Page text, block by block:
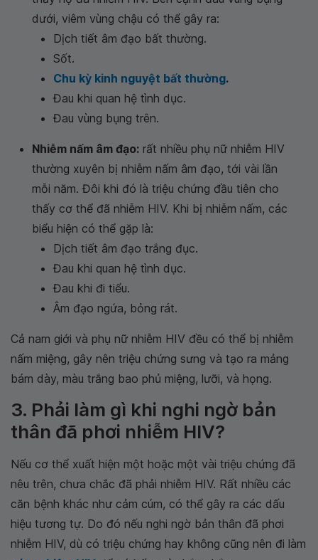
dưới, viêm vùng chậu có thể gây ra:
Dịch tiết âm đạo bất thường.
Sốt.
Chu kỳ kinh nguyệt bất thường.
Đau khi quan hệ tình dục.
Đau vùng bụng trên.
Nhiễm nấm âm đạo: rất nhiều phụ nữ nhiễm HIV
thường xuyên bị nhiễm nấm âm đạo, tới vài lần
mỗi năm. Đôi khi đó là triệu chứng đầu tiên cho
thấy cơ thể đã nhiễm HIV. Khi bị nhiễm nấm, các
biểu hiện có thể gặp là:
Dịch tiết âm đạo trắng đục.
Đau khi quan hệ tình dục.
Đau khi đi tiểu.
Âm đạo ngứa, bỏng rát.
Cả nam giới và phụ nữ nhiễm HIV đều có thể bị nhiễm
nấm miệng, gây nên triệu chứng sưng và tạo ra mảng
bám dày, màu trắng bao phủ miệng, lưỡi, và họng.
3. Phải làm gì khi nghi ngờ bản
thân đã phơi nhiễm HIV?
Nếu cơ thể xuất hiện một hoặc một vài triệu chứng đã
nêu trên, chưa chắc đã phải nhiễm HIV. Rất nhiều các
căn bệnh khác như cảm cúm, có thể gây ra các dấu
hiệu tương tự. Do đó nếu nghi ngờ bản thân đã phơi
nhiễm HIV, dù có triệu chứng hay không cũng nên đi làm